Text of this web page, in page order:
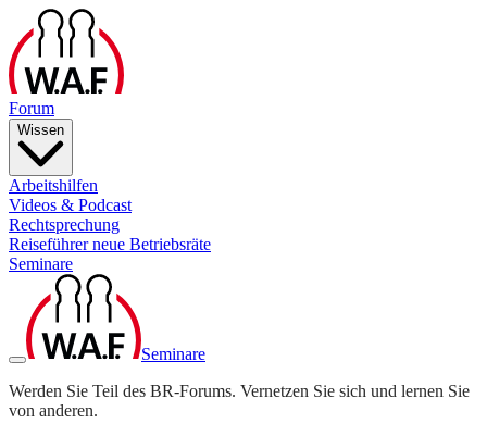
Forum
Wissen
Arbeitshilfen
Videos & Podcast
Rechtsprechung
Reiseführer neue Betriebsräte
Seminare
Seminare
Werden Sie Teil des BR-Forums. Vernetzen Sie sich und lernen Sie
von anderen.